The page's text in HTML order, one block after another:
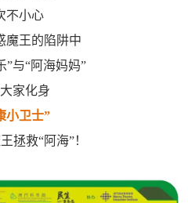
不小心
魔王的陷阱中
”与“阿海妈妈”
家化身
小卫士”
拯救“阿海”！